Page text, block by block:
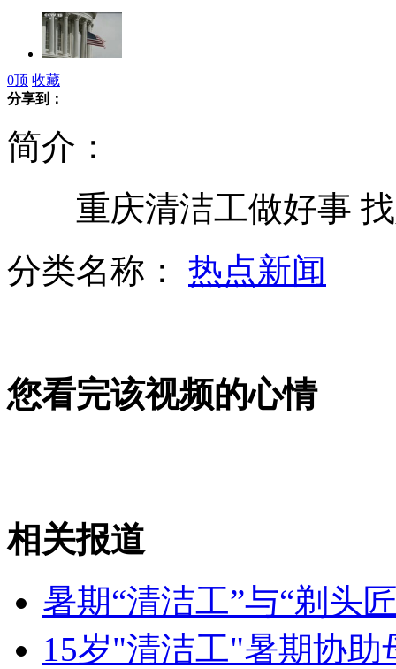
日媒：美模糊态度不利自身利益
山西运城恶犬咬伤多人 警民合力深夜将其击毙
女孩北京地铁殴打老人 痛下狠手拳打脚踢
0顶 收藏
分享到：
简介：
重庆清洁工做好事 找
分类名称： 热点新闻
您看完该视频的心情
相关报道
暑期“清洁工”与“剃头
15岁"清洁工"暑期协